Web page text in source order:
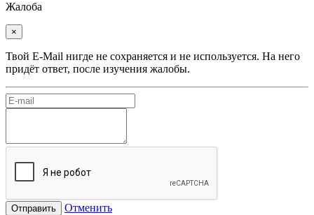
Жалоба
×
Твой E-Mail нигде не сохраняется и не используется. На него
придёт ответ, после изучения жалобы.
Отправить Отменить